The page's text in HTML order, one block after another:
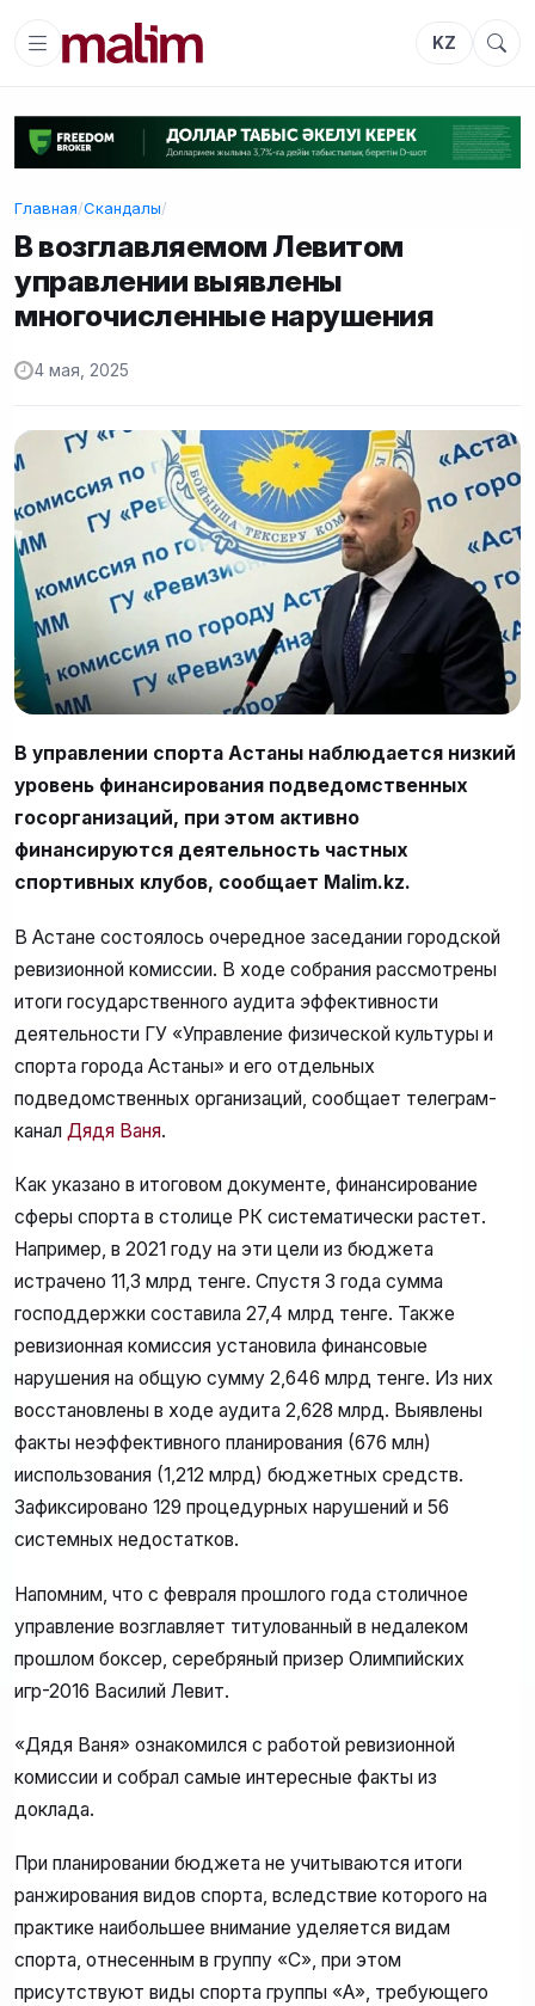
KZ
Главная/Скандалы/
В возглавляемом Левитом
управлении выявлены
многочисленные нарушения
4 мая, 2025
В управлении спорта Астаны наблюдается низкий
уровень финансирования подведомственных
госорганизаций, при этом активно
финансируются деятельность частных
спортивных клубов, сообщает Malim.kz.
В Астане состоялось очередное заседании городской
ревизионной комиссии. В ходе собрания рассмотрены
итоги государственного аудита эффективности
деятельности ГУ «Управление физической культуры и
спорта города Астаны» и его отдельных
подведомственных организаций, сообщает телеграм-
канал Дядя Ваня.
Как указано в итоговом документе, финансирование
сферы спорта в столице РК систематически растет.
Например, в 2021 году на эти цели из бюджета
истрачено 11,3 млрд тенге. Спустя 3 года сумма
господдержки составила 27,4 млрд тенге. Также
ревизионная комиссия установила финансовые
нарушения на общую сумму 2,646 млрд тенге. Из них
восстановлены в ходе аудита 2,628 млрд. Выявлены
факты неэффективного планирования (676 млн)
ииспользования (1,212 млрд) бюджетных средств.
Зафиксировано 129 процедурных нарушений и 56
системных недостатков.
Напомним, что с февраля прошлого года столичное
управление возглавляет титулованный в недалеком
прошлом боксер, серебряный призер Олимпийских
игр-2016 Василий Левит.
«Дядя Ваня» ознакомился с работой ревизионной
комиссии и собрал самые интересные факты из
доклада.
При планировании бюджета не учитываются итоги
ранжирования видов спорта, вследствие которого на
практике наибольшее внимание уделяется видам
спорта, отнесенным в группу «С», при этом
присутствуют виды спорта группы «А», требующего